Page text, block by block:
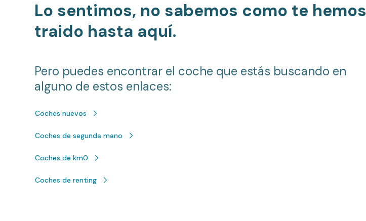
Lo sentimos, no sabemos como te hemos
traido hasta aquí.
Pero puedes encontrar el coche que estás buscando en
alguno de estos enlaces:
Coches nuevos
Coches de segunda mano
Coches de km0
Coches de renting